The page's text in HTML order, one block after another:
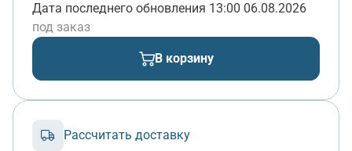
Дата последнего обновления 13:00 06.08.2026
под заказ
В корзину
Рассчитать доставку